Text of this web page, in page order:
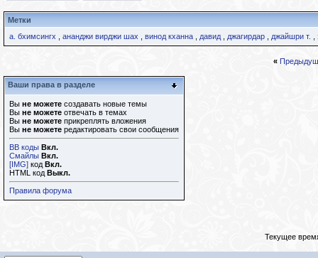
Метки
а. бхимсингх
ананджи вирджи шах винод кханна давид джагирдар джайшри т.
«
Ваши права в разделе
Вы не можете создавать новые темы
Вы не можете отвечать в темах
Вы не можете прикреплять вложения
Вы не можете редактировать свои сообщения
BB коды Вкл.
Смайлы Вкл.
[IMG] код Вкл.
HTML код Выкл.
Правила форума
Текущее